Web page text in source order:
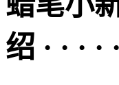
绍 · · · ·